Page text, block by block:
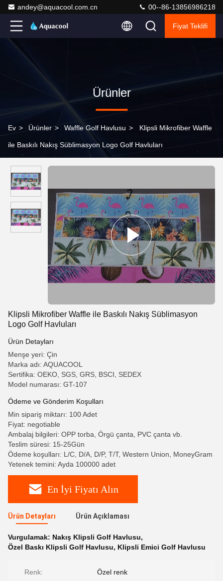
andey@aquacool.com.cn 00--86-13856986218
Fiyat Teklifi
Ürünler
Ev > Ürünler > Waffle Golf Havlusu > Klipsli Mikrofiber Waffle
ile Baskılı Nakış Süblimasyon Logo Golf Havluları
Klipsli Mikrofiber Waffle ile Baskılı Nakış Süblimasyon
Logo Golf Havluları
Ürün Detayları
Menşe yeri: Çin
Marka adı: AQUACOOL
Sertifika: OEKO, SGS, GRS, BSCI, SEDEX
Model numarası: GT-107
Ödeme ve Gönderim Koşulları
Min sipariş miktarı: 100 Adet
Fiyat: negotiable
Ambalaj bilgileri: OPP torba, Örgü çanta, PVC çanta vb.
Teslim süresi: 15-25Gün
Ödeme koşulları: L/C, D/A, D/P, T/T, Western Union, MoneyGram
Yetenek temini: Ayda 100000 adet
En İyi Fiyatı Alın
Ürün Detayları Ürün Açıklaması
Vurgulamak: Nakış Klipsli Golf Havlusu,
Özel Baskı Klipsli Golf Havlusu, Klipsli Emici Golf Havlusu
Renk: Özel renk